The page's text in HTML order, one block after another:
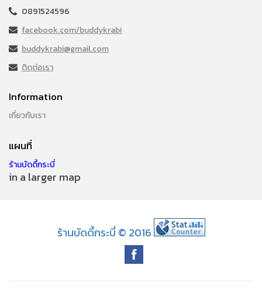
0891524596
facebook.com/buddykrabi
buddykrabi@gmail.com
ติดต่อเรา
Information
เกี่ยวกับเรา
แผนที่
ร้านบัดดี้กระบี่
in a larger map
ร้านบัดดี้กระบี่ © 2016